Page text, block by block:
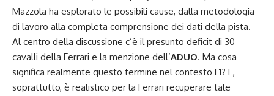
Mazzola ha esplorato le possibili cause, dalla metodologia
di lavoro alla completa comprensione dei dati della pista.
Al centro della discussione c’è il presunto deficit di 30
cavalli della Ferrari e la menzione dell’ADUO. Ma cosa
significa realmente questo termine nel contesto F1? E,
soprattutto, è realistico per la Ferrari recuperare tale